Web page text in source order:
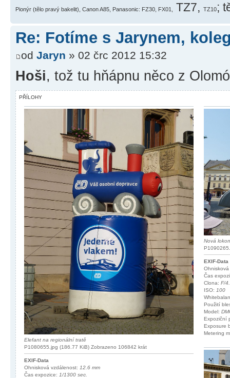
Pionýr (tělo pravý bakelit), Canon A85, Panasonic: FZ30, FX01, TZ7, TZ10;
Re: Fotíme s Jarynem,
od Jaryn » 02 črc 2012 15:32
Hoši, tož tu hňápnu něco z
PŘÍLOHY
Elefant na regionální tratě
P1080655.jpg (186.77 KiB) Zobrazeno 106842 krát
EXIF-Data
Ohnisková vzdálenost: 12.6 mm
Čas expozice: 1/1300 sec.
Nová
EXIF-Data
Čas
Clona: F/
ISO: 100
Použití
Model:
Expoziční
Exposure
Metering